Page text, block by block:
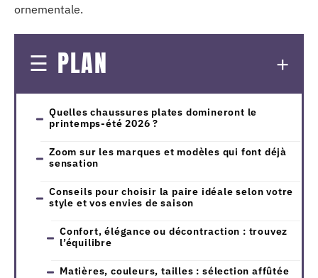
ornementale.
PLAN
Quelles chaussures plates domineront le
printemps-été 2026 ?
Zoom sur les marques et modèles qui font déjà
sensation
Conseils pour choisir la paire idéale selon votre
style et vos envies de saison
Confort, élégance ou décontraction : trouvez
l’équilibre
Matières, couleurs, tailles : sélection affûtée